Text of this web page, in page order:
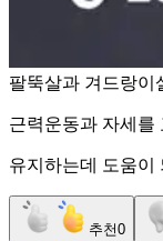
팔뚝살과 겨드랑이
근력운동과 자세를
유지하는데 도움이
추천0